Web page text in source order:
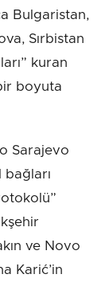
Bulgaristan,
Sırbistan
kuran
boyuta
Sarajevo
bağları
ve Novo
Karić’in